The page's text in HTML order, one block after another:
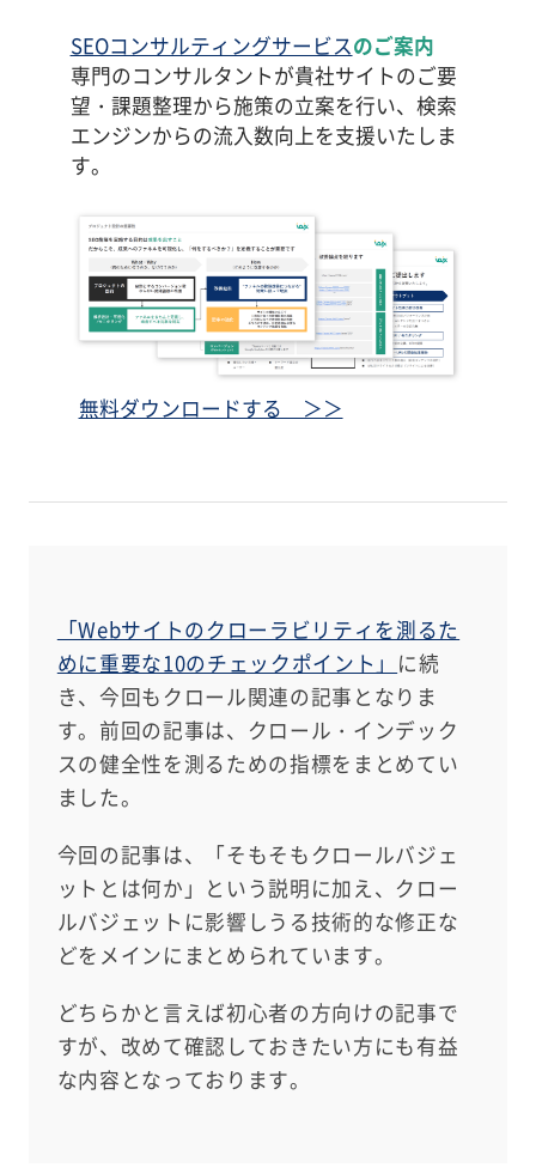
SEOコンサルティングサービスのご案内
専門のコンサルタントが貴社サイトのご要
望・課題整理から施策の立案を行い、検索
エンジンからの流入数向上を支援いたしま
す。
無料ダウンロードする ＞＞
「Webサイトのクローラビリティを測るた
めに重要な10のチェックポイント」 に続
き、今回もクロール関連の記事となりま
す。前回の記事は、クロール・インデック
スの健全性を測るための指標をまとめてい
ました。
今回の記事は、「そもそもクロールバジェ
ットとは何か」という説明に加え、クロー
ルバジェットに影響しうる技術的な修正な
どをメインにまとめられています。
どちらかと言えば初心者の方向けの記事で
すが、改めて確認しておきたい方にも有益
な内容となっております。